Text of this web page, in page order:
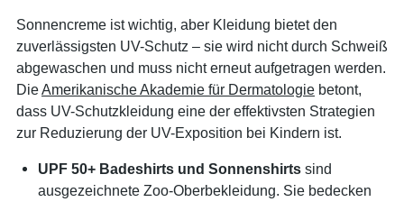
Sonnencreme ist wichtig, aber Kleidung bietet den
zuverlässigsten UV-Schutz – sie wird nicht durch Schweiß
abgewaschen und muss nicht erneut aufgetragen werden.
DieAmerikanische Akademie für Dermatologie betont,
dass UV-Schutzkleidung eine der effektivsten Strategien
zur Reduzierung der UV-Exposition bei Kindern ist.
UPF 50+ Badeshirts und Sonnenshirts sind
ausgezeichnete Zoo-Oberbekleidung. Sie bedecken